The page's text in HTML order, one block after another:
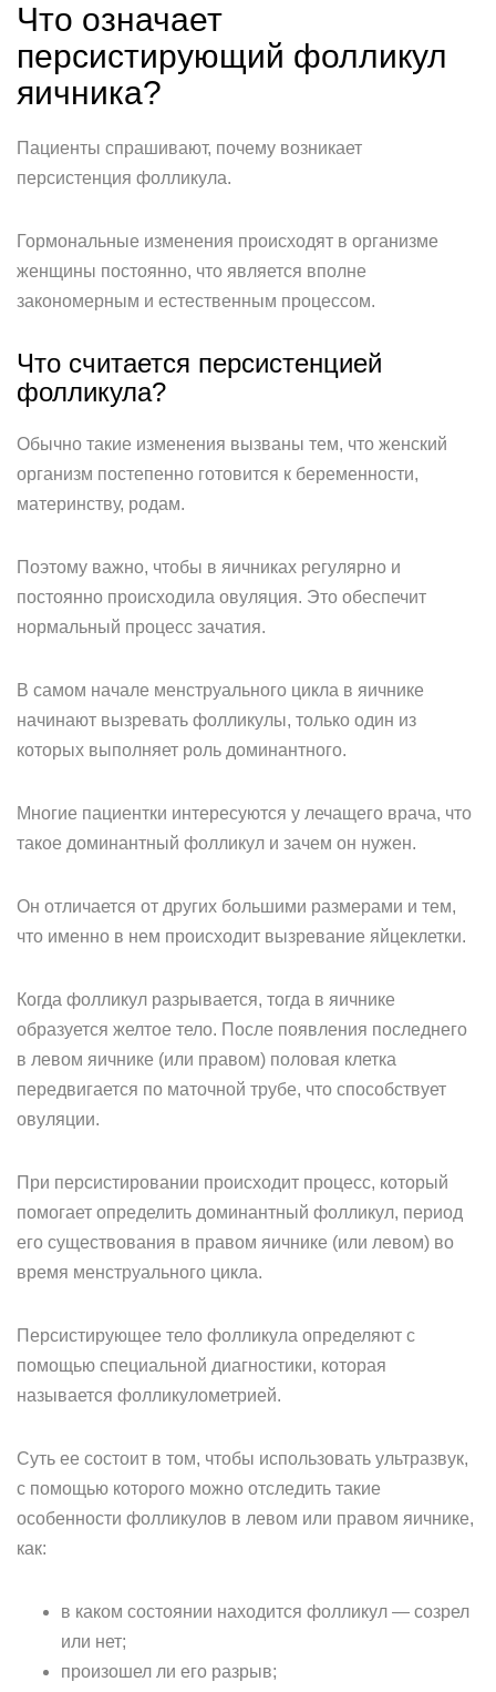
Что означает
персистирующий фолликул
яичника?
Пациенты спрашивают, почему возникает
персистенция фолликула.
Гормональные изменения происходят в организме
женщины постоянно, что является вполне
закономерным и естественным процессом.
Что считается персистенцией
фолликула?
Обычно такие изменения вызваны тем, что женский
организм постепенно готовится к беременности,
материнству, родам.
Поэтому важно, чтобы в яичниках регулярно и
постоянно происходила овуляция. Это обеспечит
нормальный процесс зачатия.
В самом начале менструального цикла в яичнике
начинают вызревать фолликулы, только один из
которых выполняет роль доминантного.
Многие пациентки интересуются у лечащего врача, что
такое доминантный фолликул и зачем он нужен.
Он отличается от других большими размерами и тем,
что именно в нем происходит вызревание яйцеклетки.
Когда фолликул разрывается, тогда в яичнике
образуется желтое тело. После появления последнего
в левом яичнике (или правом) половая клетка
передвигается по маточной трубе, что способствует
овуляции.
При персистировании происходит процесс, который
помогает определить доминантный фолликул, период
его существования в правом яичнике (или левом) во
время менструального цикла.
Персистирующее тело фолликула определяют с
помощью специальной диагностики, которая
называется фолликулометрией.
Суть ее состоит в том, чтобы использовать ультразвук,
с помощью которого можно отследить такие
особенности фолликулов в левом или правом яичнике,
как:
в каком состоянии находится фолликул — созрел
или нет;
произошел ли его разрыв;